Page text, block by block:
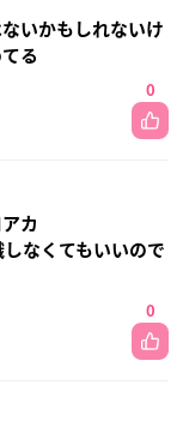
いかもしれないけ
る
0
カ
なくてもいいので
0